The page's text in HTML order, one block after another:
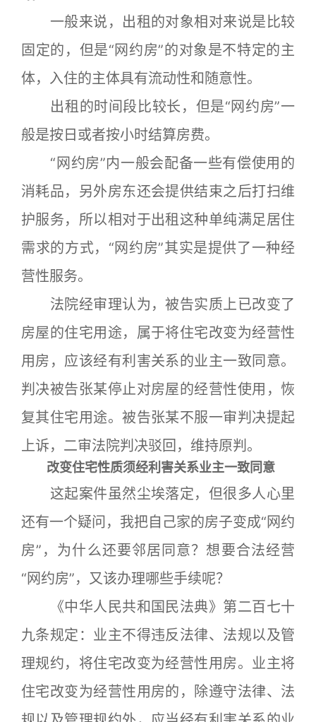
一般来说，出租的对象相对来说是比较
固定的，但是“网约房”的对象是不特定的主
体，入住的主体具有流动性和随意性。
出租的时间段比较长，但是“网约房”一
般是按日或者按小时结算房费。
“网约房”内一般会配备一些有偿使用的
消耗品，另外房东还会提供结束之后打扫维
护服务，所以相对于出租这种单纯满足居住
需求的方式，“网约房”其实是提供了一种经
营性服务。
法院经审理认为，被告实质上已改变了
房屋的住宅用途，属于将住宅改变为经营性
用房，应该经有利害关系的业主一致同意。
判决被告张某停止对房屋的经营性使用，恢
复其住宅用途。被告张某不服一审判决提起
上诉，二审法院判决驳回，维持原判。
改变住宅性质须经利害关系业主一致同意
这起案件虽然尘埃落定，但很多人心里
还有一个疑问，我把自己家的房子变成“网约
房”，为什么还要邻居同意？想要合法经营
“网约房”，又该办理哪些手续呢？
《中华人民共和国民法典》第二百七十
九条规定：业主不得违反法律、法规以及管
理规约，将住宅改变为经营性用房。业主将
住宅改变为经营性用房的，除遵守法律、法